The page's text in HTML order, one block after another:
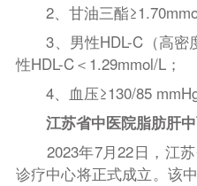
2、甘油三酯
3、男性HDL-C（高
性HDL-C＜1.29mmol/L；
4、血压≥130/85 mmHg
江苏省中医院脂肪肝
2023年7月22日，江
诊疗中心将正式成立。该